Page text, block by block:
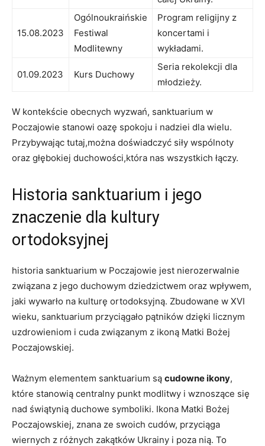
15.08.2023
Ogólnoukraińskie
Festiwal
Modlitewny
Program religijny z
koncertami i
wykładami.
01.09.2023 Kurs Duchowy
Seria rekolekcji dla
młodzieży.
W kontekście obecnych wyzwań, sanktuarium w
Poczajowie stanowi oazę spokoju i nadziei dla wielu.
Przybywając tutaj,można doświadczyć siły wspólnoty
oraz głębokiej duchowości,która nas wszystkich łączy.
Historia sanktuarium i jego
znaczenie dla kultury
ortodoksyjnej
historia sanktuarium w Poczajowie jest nierozerwalnie
związana z jego duchowym dziedzictwem oraz wpływem,
jaki wywarło na kulturę ortodoksyjną. Zbudowane w XVI
wieku, sanktuarium przyciągało pątników dzięki licznym
uzdrowieniom i cuda związanym z ikoną Matki Bożej
Poczajowskiej.
Ważnym elementem sanktuarium są cudowne ikony,
które stanowią centralny punkt modlitwy i wznoszące się
nad świątynią duchowe symboliki. Ikona Matki Bożej
Poczajowskiej, znana ze swoich cudów, przyciąga
wiernych z różnych zakątków Ukrainy i poza nią. To